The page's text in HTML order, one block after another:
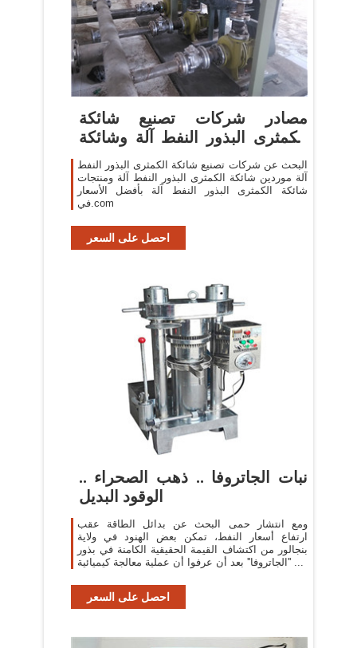
مصادر شركات تصنيع شائكة
الكمثرى البذور النفط آلة وشائكة
...
البحث عن شركات تصنيع شائكة الكمثرى البذور النفط
آلة موردين شائكة الكمثرى البذور النفط آلة ومنتجات
شائكة الكمثرى البذور النفط آلة بأفضل الأسعار
في.com
احصل على السعر
نبات الجاتروفا .. ذهب الصحراء ..
الوقود البديل
ومع انتشار حمى البحث عن بدائل الطاقة عقب
ارتفاع أسعار النفط، تمكن بعض الهنود في ولاية
بنجالور من اكتشاف القيمة الحقيقية الكامنة في بذور
''الجاتروفا'' بعد أن عرفوا أن عملية معالجة كيميائية ...
احصل على السعر